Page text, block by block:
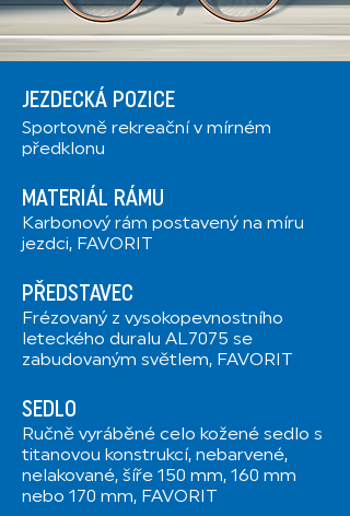
JEZDECKÁ POZICE
Sportovně rekreační v mírném
předklonu
MATERIÁL RÁMU
Karbonový rám postavený na míru
jezdci, FAVORIT
PŘEDSTAVEC
Frézovaný z vysokopevnostního
leteckého duralu AL7075 se
zabudovaným světlem, FAVORIT
SEDLO
Ručně vyráběné celo kožené sedlo s
titanovou konstrukcí, nebarvené,
nelakované, šíře 150 mm, 160 mm
nebo 170 mm, FAVORIT